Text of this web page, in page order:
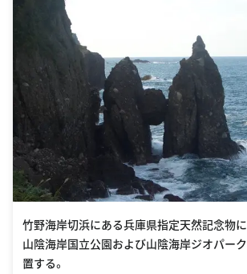
竹野海岸切浜にある兵庫県指定天然記念物に
山陰海岸国立公園および山陰海岸ジオパー
置する。